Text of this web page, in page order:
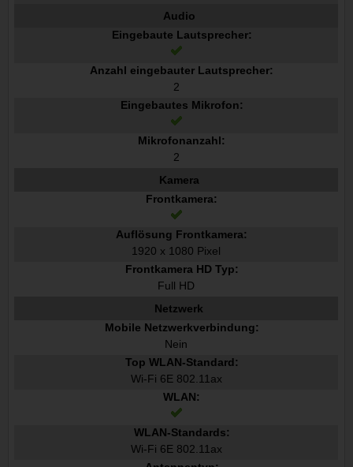
Audio
Eingebaute Lautsprecher:
Anzahl eingebauter Lautsprecher:
2
Eingebautes Mikrofon:
Mikrofonanzahl:
2
Kamera
Frontkamera:
Auflösung Frontkamera:
1920 x 1080 Pixel
Frontkamera HD Typ:
Full HD
Netzwerk
Mobile Netzwerkverbindung:
Nein
Top WLAN-Standard:
Wi-Fi 6E 802.11ax
WLAN:
WLAN-Standards:
Wi-Fi 6E 802.11ax